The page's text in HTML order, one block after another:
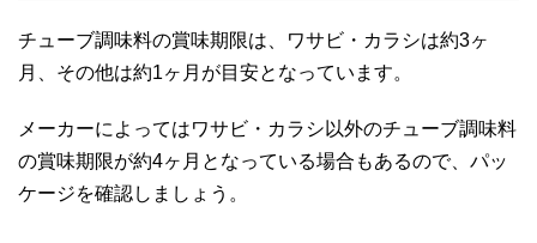
チューブ調味料の賞味期限は、ワサビ・カラシは約3ヶ
月、その他は約1ヶ月が目安となっています。
メーカーによってはワサビ・カラシ以外のチューブ調味料
の賞味期限が約4ヶ月となっている場合もあるので、パッ
ケージを確認しましょう。